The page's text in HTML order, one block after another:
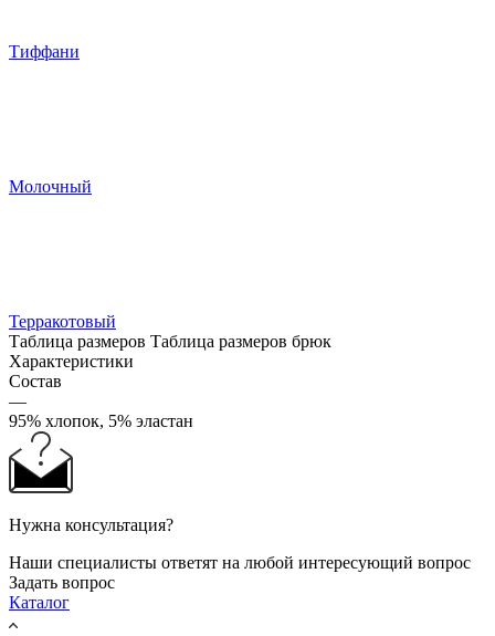
Тиффани
Молочный
Терракотовый
Таблица размеров Таблица размеров брюк
Характеристики
Состав
—
95% хлопок, 5% эластан
Нужна консультация?
Наши специалисты ответят на любой интересующий вопрос
Задать вопрос
Каталог